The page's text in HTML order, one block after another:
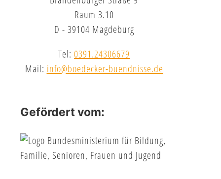
Raum 3.10
D - 39104 Magdeburg
Tel: 0391.24306679
Mail: info@boedecker-buendnisse.de
Gefördert vom: